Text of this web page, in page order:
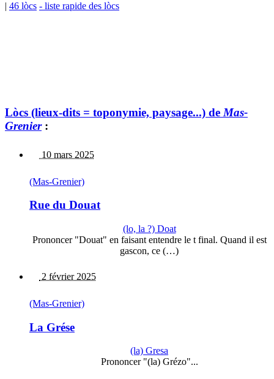
| 46 lòcs - liste rapide des lòcs
Lòcs (lieux-dits = toponymie, paysage...) de Mas-
Grenier:
10 mars 2025
(Mas-Grenier)
Rue du Douat
(lo, la ?) Doat
Prononcer "Douat" en faisant entendre le t final. Quand il est
gascon, ce (…)
2 février 2025
(Mas-Grenier)
La Grése
(la) Gresa
Prononcer "(la) Grézo"...